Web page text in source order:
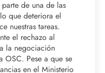
de una de las
que deteriora el
nuestras tareas.
el rechazo al
la negociación
OSC. Pese a que se
en el Ministerio